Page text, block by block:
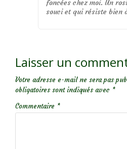
foncées chez moi. Un
souci et qui résiste bien
Laisser un
Votre adresse e-mail ne sera pas
obligatoires sont indiqués avec *
Commentaire *